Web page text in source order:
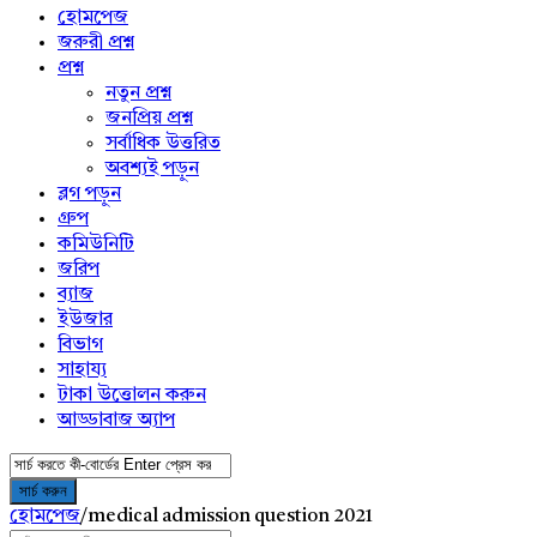
menu
হোমপেজ
জরুরী প্রশ্ন
প্রশ্ন
নতুন প্রশ্ন
জনপ্রিয় প্রশ্ন
সর্বাধিক উত্তরিত
অবশ্যই পড়ুন
ব্লগ পড়ুন
গ্রুপ
কমিউনিটি
জরিপ
ব্যাজ
ইউজার
বিভাগ
সাহায্য
টাকা উত্তোলন করুন
আড্ডাবাজ অ্যাপ
হোমপেজ/medical admission question 2021